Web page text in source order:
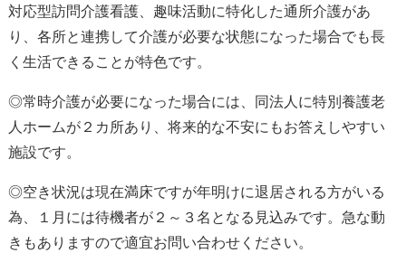
対応型訪問介護看護、趣味活動に特化した通所介護があ
り、各所と連携して介護が必要な状態になった場合でも長
く生活できる ことが特色です。
◎常時介護が必要になった場合には、同法人に特別養護老
人ホームが２カ所あり、将来的な不安にもお答えしやすい
施設です。
◎空き状況は現在満床ですが年明けに退居される方がいる
為、１月には待機者が２～３名となる見込みです。急な動
きもありますので適宜お問い合わせください。